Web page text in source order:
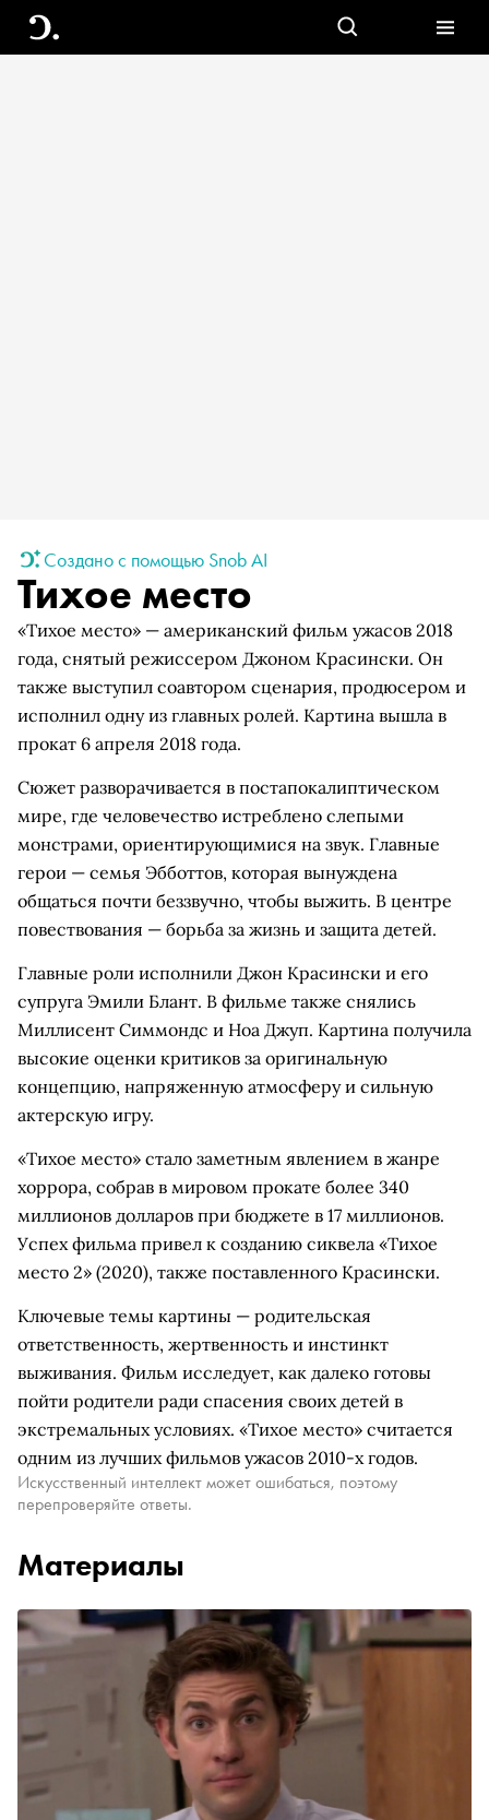
Создано с помощью Snob AI
Тихое место
«Тихое место» — американский фильм ужасов 2018
года, снятый режиссером Джоном Красински. Он
также выступил соавтором сценария, продюсером и
исполнил одну из главных ролей. Картина вышла в
прокат 6 апреля 2018 года.
Сюжет разворачивается в постапокалиптическом
мире, где человечество истреблено слепыми
монстрами, ориентирующимися на звук. Главные
герои — семья Эбботтов, которая вынуждена
общаться почти беззвучно, чтобы выжить. В центре
повествования — борьба за жизнь и защита детей.
Главные роли исполнили Джон Красински и его
супруга Эмили Блант. В фильме также снялись
Миллисент Симмондс и Ноа Джуп. Картина получила
высокие оценки критиков за оригинальную
концепцию, напряженную атмосферу и сильную
актерскую игру.
«Тихое место» стало заметным явлением в жанре
хоррора, собрав в мировом прокате более 340
миллионов долларов при бюджете в 17 миллионов.
Успех фильма привел к созданию сиквела «Тихое
место 2» (2020), также поставленного Красински.
Ключевые темы картины — родительская
ответственность, жертвенность и инстинкт
выживания. Фильм исследует, как далеко готовы
пойти родители ради спасения своих детей в
экстремальных условиях. «Тихое место» считается
одним из лучших фильмов ужасов 2010-х годов.
Искусственный интеллект может ошибаться, поэтому
перепроверяйте ответы.
Материалы